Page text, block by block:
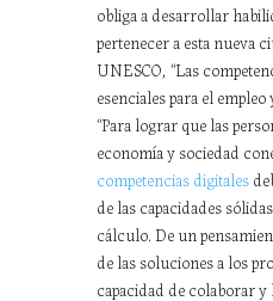
obliga a desarrollar
pertenecer a esta nueva
UNESCO, “Las
esenciales para el
“Para lograr que las
economía y sociedad
competencias digitales
de las capacidades
cálculo. De un
de las soluciones a los
capacidad de colaborar y